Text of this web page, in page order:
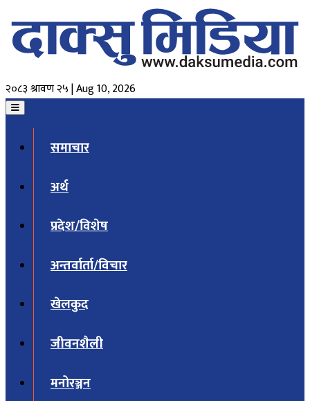
२०८३ श्रावण २५ | Aug 10, 2026
समाचार
अर्थ
प्रदेश/विशेष
अन्तर्वार्ता/विचार
खेलकुद
जीवनशैली
मनोरञ्जन